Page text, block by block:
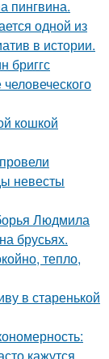
пингвина.
одной из
в истории.
бриггс
кошкой
невесты
Людмила
брусьях.
тепло,
в старенькой